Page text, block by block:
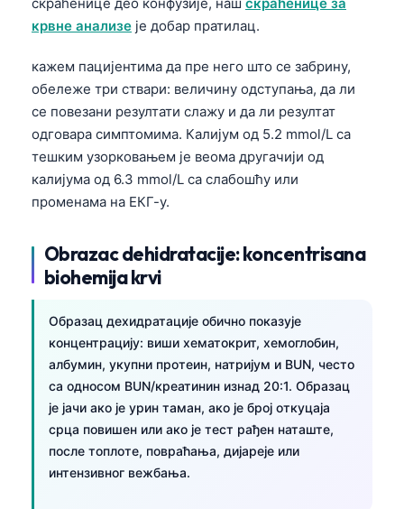
крвне анализе је добар пратилац.
кажем пацијентима да пре него што се забрину,
обележе три ствари: величину одступања, да ли
се повезани резултати слажу и да ли резултат
одговара симптомима. Калијум од 5.2 mmol/L са
тешким узорковањем је веома другачији од
калијума од 6.3 mmol/L са слабошћу или
променама на ЕКГ-у.
Obrazac dehidratacije: koncentrisana
biohemija krvi
Образац дехидратације обично показује
концентрацију: виши хематокрит, хемоглобин,
албумин, укупни протеин, натријум и BUN, често
са односом BUN/креатинин изнад 20:1. Образац
је јачи ако је урин таман, ако је број откуцаја
срца повишен или ако је тест рађен наташте,
после топлоте, повраћања, дијареје или
интензивног вежбања.